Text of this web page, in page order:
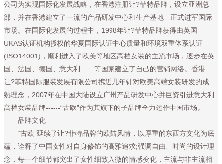
公司为实现国际化发展战略，在香港注册让?菲特品牌，设立亚洲总
部，并在香港建立了一流的产品研发中心和生产基地，正式进军国际
市场。在国际化发展的过程中，1998年让?菲特品牌获得由英国
UKAS认证机构授权的华夏国际认证中心质量和环境双重体系认证
(ISO14001)，顺利进入了欧美等地区高档女装的主流市场，逐步在英
国、法国、德国、意大利……等国家建立了自己的营销网络。香港
让?菲特国际服装发展有限公司携近几年针对欧美高端女装研发的成
熟理念，2007年在中国大陆设立广州产品研发中心并巨资引进意大利
高档女装品牌------“古欧”作为其旗下的子品牌全力运作中国市场。
品牌文化
“古欧”延续了让?菲特品牌的欧陆风情，以厚重的东西方文化为底
蕴，诠释了中国女性对自身修饰的高雅追求;强调自由、时尚的设计理
念，每一个细节都突出了女性细致入微的情感变化，主流与非主流相